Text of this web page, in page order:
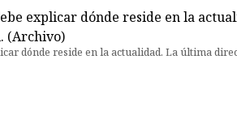
dónde reside en la actualidad. La última